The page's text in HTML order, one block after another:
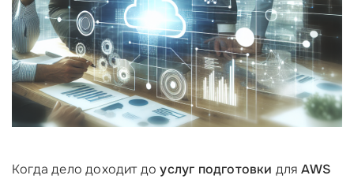
Когда дело доходит доуслуг подготовки для AWS